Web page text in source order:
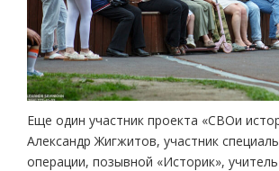
Еще один участник проекта «СВОи
Александр Жигжитов, участник
операции, позывной «Историк»,